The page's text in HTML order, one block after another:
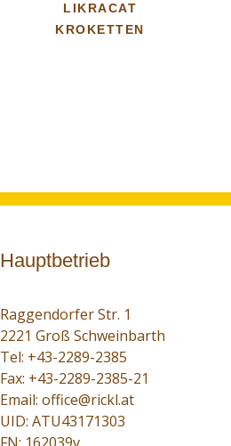
LIKRACAT
KROKETTEN
Hauptbetrieb
Raggendorfer Str. 1
2221 Groß Schweinbarth
Tel: +43-2289-2385
Fax: +43-2289-2385-21
Email: office@rickl.at
UID: ATU43171303